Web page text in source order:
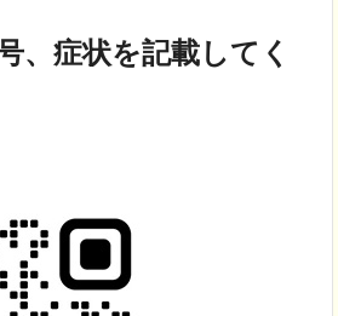
、症状を記載してく